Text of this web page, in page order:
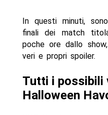
In questi minuti,
finali dei match
poche ore dallo
veri e propri spoiler.
Tutti i possibili
Halloween